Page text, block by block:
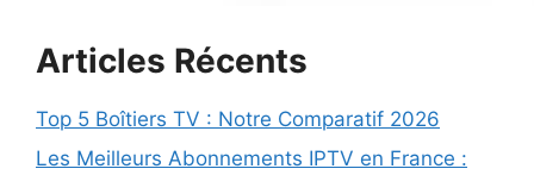
Articles Récents
Top 5 Boîtiers TV : Notre Comparatif 2026
Les Meilleurs Abonnements IPTV en France :